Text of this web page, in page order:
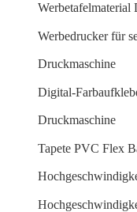
Werbetafelmaterial
Werbedrucker für
Druckmaschine
Digital-
Druckmaschine
Tapete PVC Flex